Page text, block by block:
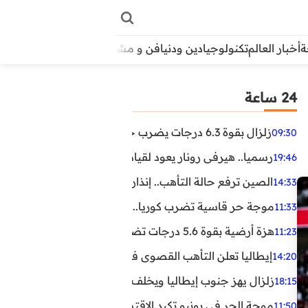
أخبار العالمتكنولوجيادين ودنيافن و مشاهير
24 ساعة
09:30زلزال بقوة 6.3 درجات يضرب جنوب الفلبين.. ولا تحذير من تسونامي حتى الآن
19:46رسميا.. هيرفي رونار يعود لقيادة منتخب كوت ديفوار
14:33الصين ترفع حالة التأهب.. إنذاران جديدان بسبب الأمطار
11:33موجة حر قاسية تضرب كوريا.. وفيات وإصابات ونفوق مئات
11:23هزة أرضية بقوة 5.6 درجات تضرب مصر
14:20إيطاليا تعلن التأهب القصوى في 23 مدينة بسبب موجة حر شديدة
18:15زلزال يهز جنوب إيطاليا ويخلف عشرات الجرحى